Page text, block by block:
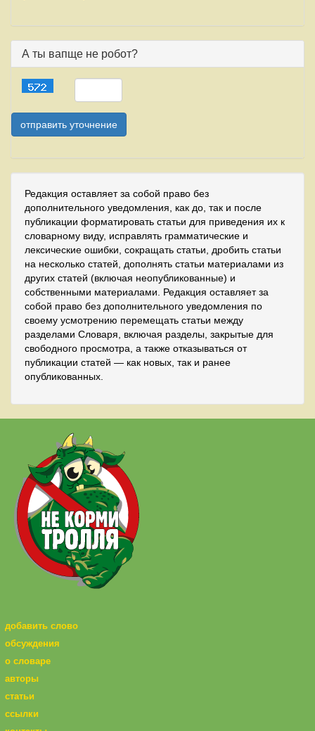
А ты вапще не робот?
Редакция оставляет за собой право без
дополнительного уведомления, как до, так и после
публикации форматировать статьи для приведения их к
словарному виду, исправлять грамматические и
лексические ошибки, сокращать статьи, дробить статьи
на несколько статей, дополнять статьи материалами из
других статей (включая неопубликованные) и
собственными материалами. Редакция оставляет за
собой право без дополнительного уведомления по
своему усмотрению перемещать статьи между
разделами Словаря, включая разделы, закрытые для
свободного просмотра, а также отказываться от
публикации статей — как новых, так и ранее
опубликованных.
добавить слово
обсуждения
о словаре
авторы
статьи
ссылки